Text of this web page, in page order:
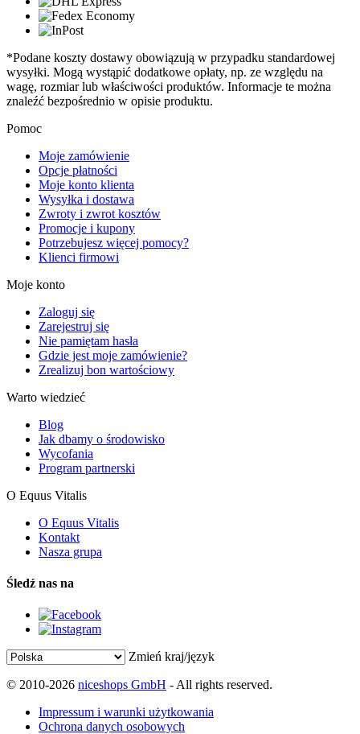
*Podane koszty dostawy obowiązują w przypadku standardowej
wysyłki. Mogą wystąpić dodatkowe opłaty, np. ze względu na
wagę, rozmiar lub właściwości produktów. Informacje te można
znaleźć bezpośrednio w opisie produktu.
Pomoc
Moje zamówienie
Opcje płatności
Moje konto klienta
Wysyłka i dostawa
Zwroty i zwrot kosztów
Promocje i kupony
Potrzebujesz więcej pomocy?
Klienci firmowi
Moje konto
Zaloguj się
Zarejestruj się
Nie pamiętam hasła
Gdzie jest moje zamówienie?
Zrealizuj bon wartościowy
Warto wiedzieć
Blog
Jak dbamy o środowisko
Wycofania
Program partnerski
O Equus Vitalis
O Equus Vitalis
Kontakt
Nasza grupa
Śledź nas na
Zmień kraj/język
© 2010-2026 niceshops GmbH - All rights reserved.
Impressum i warunki użytkowania
Ochrona danych osobowych